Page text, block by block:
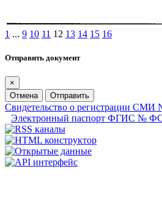
1 ... 9 10 11 12 13 14 15 16
Отправить документ
×
Отмена
Отправить
Свидетельство о регистрации
Электронный паспорт ФГИС №